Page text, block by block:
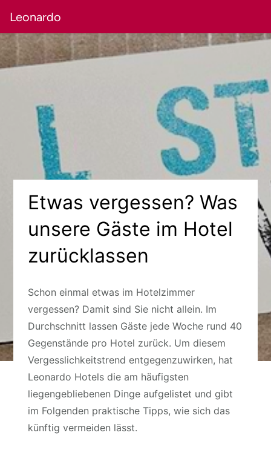
Leonardo
Etwas vergessen? Was
unsere Gäste im Hotel
zurücklassen
Schon einmal etwas im Hotelzimmer
vergessen? Damit sind Sie nicht allein. Im
Durchschnitt lassen Gäste jede Woche rund 40
Gegenstände pro Hotel zurück. Um diesem
Vergesslichkeitstrend entgegenzuwirken, hat
Leonardo Hotels die am häufigsten
liegengebliebenen Dinge aufgelistet und gibt
im Folgenden praktische Tipps, wie sich das
künftig vermeiden lässt.